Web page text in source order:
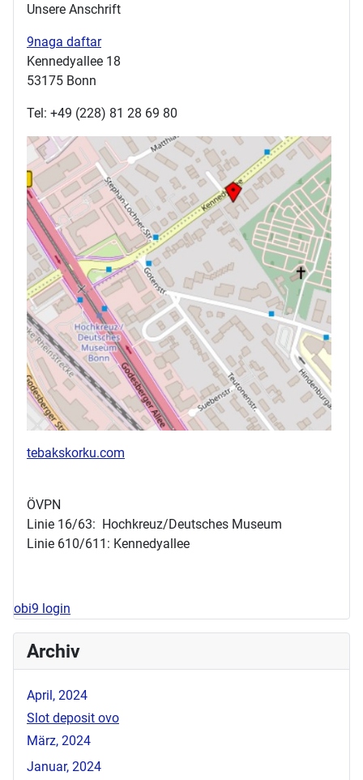
Unsere Anschrift
9naga daftar
Kennedyallee 18
53175 Bonn
Tel: +49 (228) 81 28 69 80
tebakskorku.com
ÖVPN
Linie 16/63: Hochkreuz/Deutsches Museum
Linie 610/611: Kennedyallee
obi9 login
Archiv
April, 2024
Slot deposit ovo
März, 2024
Januar, 2024